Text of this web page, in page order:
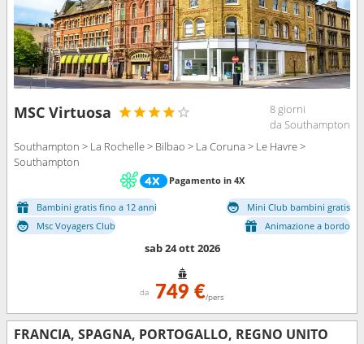
MSC Virtuosa
8 giorni
da Southampton
Southampton > La Rochelle > Bilbao > La Coruna > Le Havre >
Southampton
Pagamento in 4X
Bambini gratis fino a 12 anni
Mini Club bambini gratis
Msc Voyagers Club
Animazione a bordo
sab 24 ott 2026
da 749 €/pers
FRANCIA, SPAGNA, PORTOGALLO, REGNO UNITO